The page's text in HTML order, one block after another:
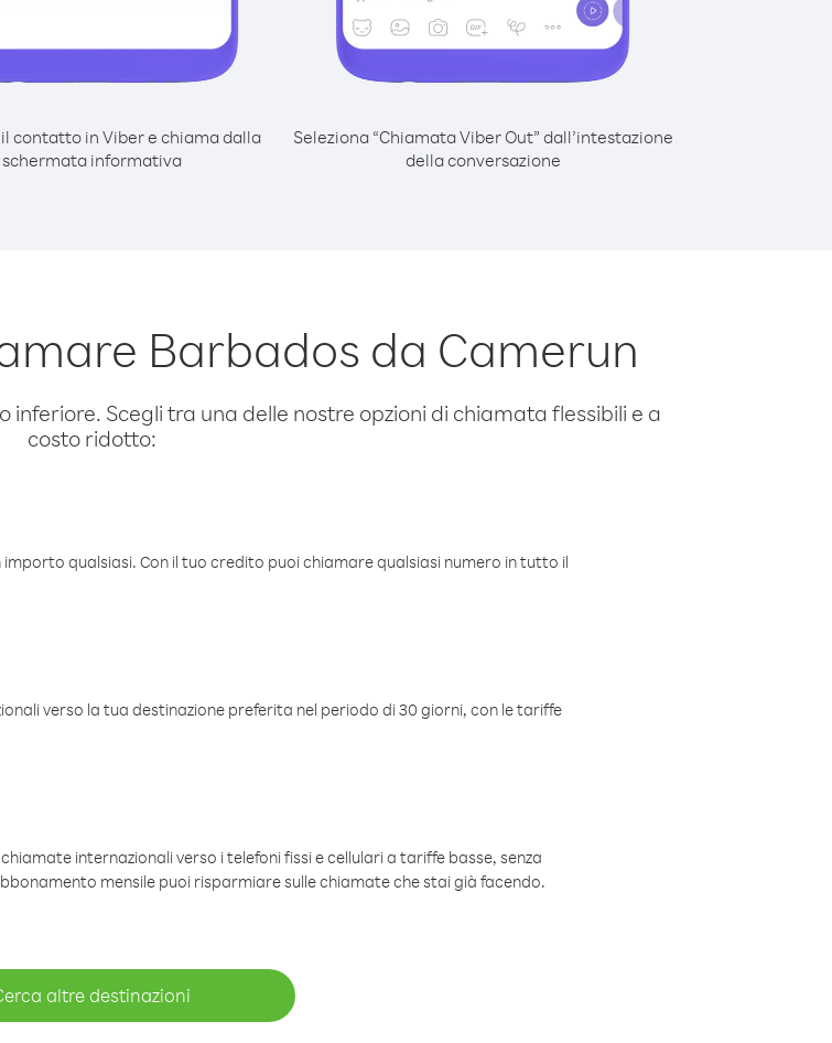
contatto in Viber e chiama dalla
schermata informativa
Seleziona “Chiamata Viber Out” dall’intestazione
della conversazione
Barbados da Camerun
Scegli tra una delle nostre opzioni di chiamata flessibili e a
costo ridotto:
qualsiasi. Con il tuo credito puoi chiamare qualsiasi numero in tutto il
verso la tua destinazione preferita nel periodo di 30 giorni, con le tariffe
internazionali verso i telefoni fissi e cellulari a tariffe basse, senza
mensile puoi risparmiare sulle chiamate che stai già facendo.
altre destinazioni